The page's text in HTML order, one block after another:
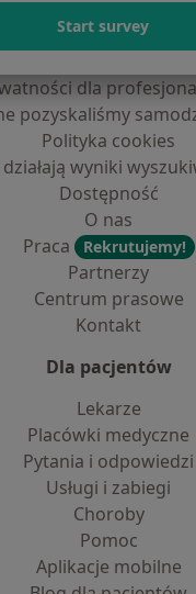
Regulamin
prywatności
dla
pozyskaliśmy
Polityka cookies
działają wyniki
Dostępność
O nas
Praca
Rekrutujemy!
Partnerzy
Centrum prasowe
Kontakt
Dla pacjentów
Lekarze
Placówki medyczne
Pytania i odpowiedzi
Usługi i zabiegi
Choroby
Pomoc
Aplikacje mobilne
Start survey